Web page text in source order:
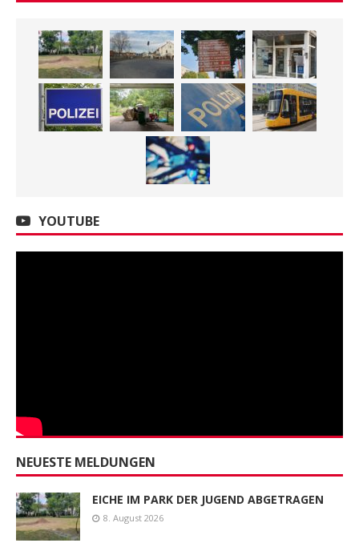
YOUTUBE
NEUESTE MELDUNGEN
EICHE IM PARK DER JUGEND ABGETRAGEN
8. August 2026